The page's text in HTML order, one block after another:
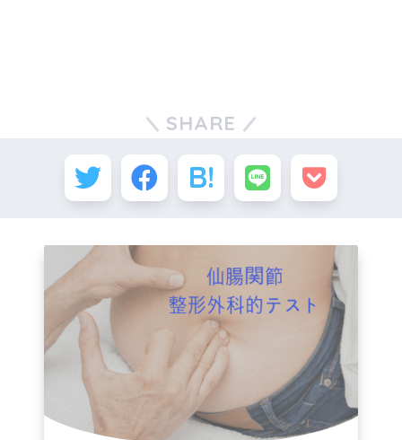
SHARE